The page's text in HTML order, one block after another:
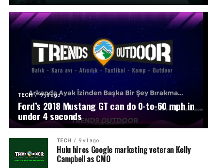
TECH 9 yıl ago
Ford’s 2018 Mustang GT can do 0-to-60 mph in
under 4 seconds
TECH 9 yıl ago
Hulu hires Google marketing veteran Kelly
Campbell as CMO